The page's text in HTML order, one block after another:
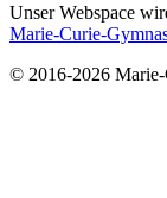
Unser Webspace
Marie-Curie-
© 2016-2026